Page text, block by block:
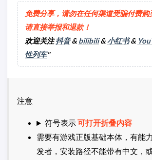
免费分享，请勿在任何渠道受骗付费购
请直接举报和退款！
欢迎关注抖音& bilibili&小红书&
性列车"
注意
符号表示可打开折叠内容
需要有游戏正版基础本体，有能
发者，安装路径不能带有中文，